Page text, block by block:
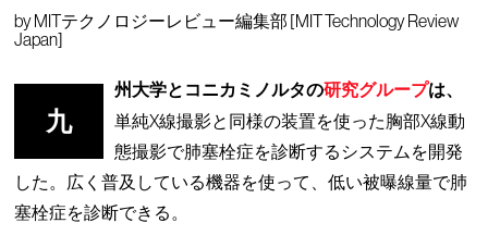
byMITテクノロジーレビュー編集部 [MIT Technology Review
Japan]
九
州大学とコニカミノルタの研究グループは、
単純X線撮影と同様の装置を使った胸部X線動
態撮影で肺塞栓症を診断するシステムを開発
した。広く普及している機器を使って、低い被曝線量で肺
塞栓症を診断できる。